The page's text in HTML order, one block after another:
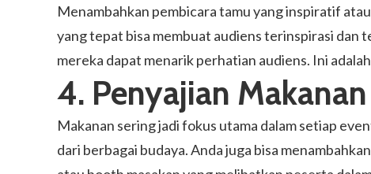
Menambahkan pembicara tamu yang inspiratif
yang tepat bisa membuat audiens terinspirasi dan
mereka dapat menarik perhatian audiens. Ini
4. Penyajian
Makanan sering jadi fokus utama dalam setiap
dari berbagai budaya. Anda juga bisa